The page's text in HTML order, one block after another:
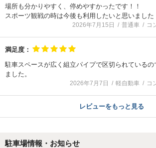
場所も分かりやすく、停めやすかったです！！
スポーツ観戦の時は今後も利用したいと思いました
2026年7月15日 普通車 コ
満足度：
駐車スペースが広く組立パイプで区切られている
ました。
2026年7月7日 軽自動車 コ
レビューをもっと見る
駐車場情報・お知らせ